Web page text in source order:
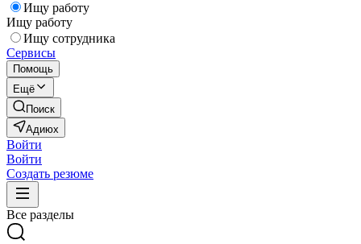
Ищу работу
Ищу работу
Ищу сотрудника
Сервисы
Помощь
Ещё
Поиск
Адиюх
Войти
Войти
Создать резюме
Все разделы